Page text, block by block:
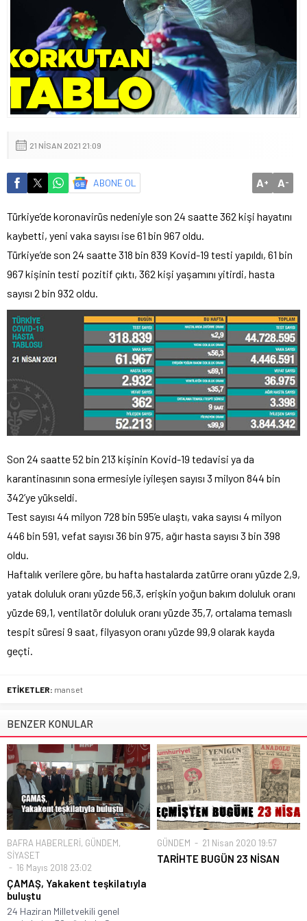
21 NISAN 2021 21:09
ABONE OL A+ A-
Türkiye’de koronavirüs nedeniyle son 24 saatte 362 kişi hayatını
kaybetti, yeni vaka sayısı ise 61 bin 967 oldu.
Türkiye’de son 24 saatte 318 bin 839 Kovid-19 testi yapıldı, 61 bin
967 kişinin testi pozitif çıktı, 362 kişi yaşamını yitirdi, hasta
sayısı 2 bin 932 oldu.
Son 24 saatte 52 bin 213 kişinin Kovid-19 tedavisi ya da
karantinasının sona ermesiyle iyileşen sayısı 3 milyon 844 bin
342’ye yükseldi.
Test sayısı 44 milyon 728 bin 595’e ulaştı, vaka sayısı 4 milyon
446 bin 591, vefat sayısı 36 bin 975, ağır hasta sayısı 3 bin 398
oldu.
Haftalık verilere göre, bu hafta hastalarda zatürre oranı yüzde 2,9,
yatak doluluk oranı yüzde 56,3, erişkin yoğun bakım doluluk oranı
yüzde 69,1, ventilatör doluluk oranı yüzde 35,7, ortalama temaslı
tespit süresi 9 saat, filyasyon oranı yüzde 99,9 olarak kayda
geçti.
ETİKETLER: manset
BENZER KONULAR
BAFRA HABERLERİ, GÜNDEM,
SİYASET
16 Mayıs 2018 23:02
ÇAMAŞ, Yakakent teşkilatıyla
buluştu
24 Haziran Milletvekili genel
GÜNDEM 21 Nisan 2020 19:57
TARİHTE BUGÜN 23 NİSAN